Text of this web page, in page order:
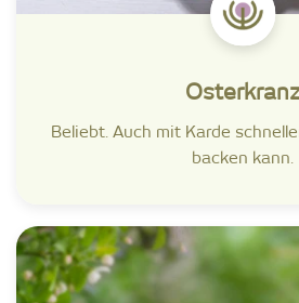
Beliebt. Auch mit Karde
backen kann.